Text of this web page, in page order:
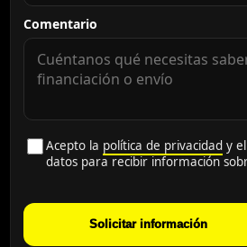
Comentario
Acepto la política de privacidad y
datos para recibir información
Solicitar información